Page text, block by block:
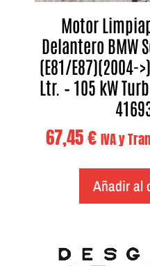
Motor
Delantero BMW
(E81/E87)(2004-
Ltr. – 105 kW
67,45€ IVA y
Añadir al